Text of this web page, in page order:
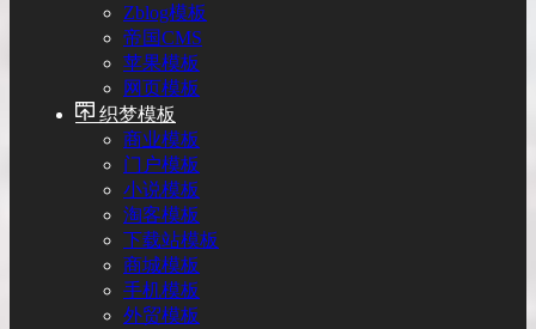
Zblog模板
帝国CMS
苹果模板
网页模板
织梦模板
商业模板
门户模板
小说模板
淘客模板
下载站模板
商城模板
手机模板
外贸模板